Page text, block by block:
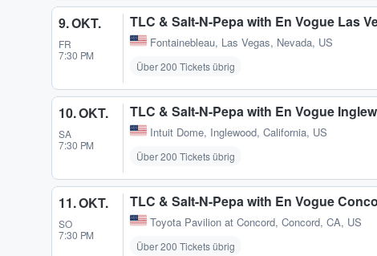
9. OKT.
FR
7:30 PM
TLC & Salt-N-Pepa with En Vogue Las
Fontainebleau, Las Vegas, Nevada, US
Über 200 Tickets übrig
10. OKT.
SA
7:30 PM
TLC & Salt-N-Pepa with En Vogue
Intuit Dome, Inglewood, California, US
Über 200 Tickets übrig
11. OKT.
SO
7:30 PM
TLC & Salt-N-Pepa with En Vogue
Toyota Pavilion at Concord, Concord, CA, US
Über 200 Tickets übrig